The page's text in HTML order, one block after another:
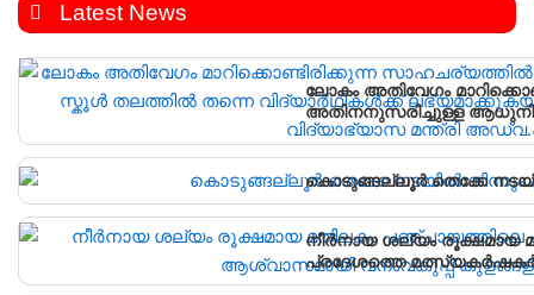
Latest News
ലോകം അതിവേഗം
അതിനനുസരിച്ചുള്ള
വിദ്യാർഥികൾക്ക്
വിദ്യാഭ്യാസ മന്ത്രി
കൊടുങ്ങല്ലൂർ തെക്കേ
നീർനായ ശല്യം രൂക്ഷമായ
പ്രദേശത്തെ
കൂടുകൾ സ്ഥാപിച്ചു.